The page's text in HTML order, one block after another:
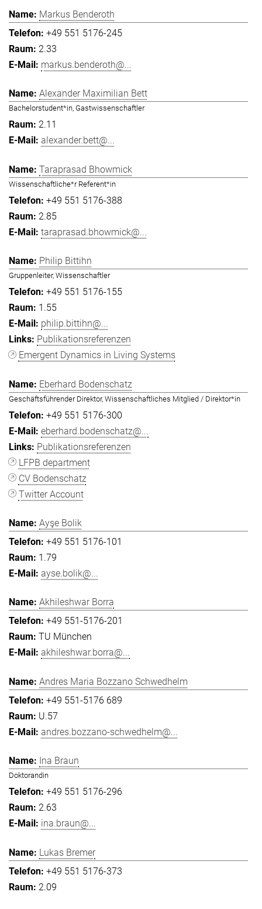
Markus Benderoth
+49 551 5176-245
2.33
markus.benderoth@...
Alexander Maximilian Bett
Bachelorstudent*in, Gastwissenschaftler
2.11
alexander.bett@...
Taraprasad Bhowmick
Wissenschaftliche*r Referent*in
+49 551 5176-388
2.85
taraprasad.bhowmick@...
Philip Bittihn
Gruppenleiter, Wissenschaftler
+49 551 5176-155
1.55
philip.bittihn@...
Publikationsreferenzen
Emergent Dynamics in Living Systems
Eberhard Bodenschatz
Geschäftsführender Direktor, Wissenschaftliches Mitglied / Direktor*in
+49 551 5176-300
eberhard.bodenschatz@...
Publikationsreferenzen
LFPB department
CV Bodenschatz
Twitter Account
Ayşe Bolik
+49 551 5176-101
1.79
ayse.bolik@...
Akhileshwar Borra
+49 551-5176-201
TU München
akhileshwar.borra@...
Andres Maria Bozzano Schwedhelm
+49 551-5176 689
U.57
andres.bozzano-schwedhelm@...
Ina Braun
Doktorandin
+49 551 5176-296
2.63
ina.braun@...
Lukas Bremer
+49 551 5176-373
2.09